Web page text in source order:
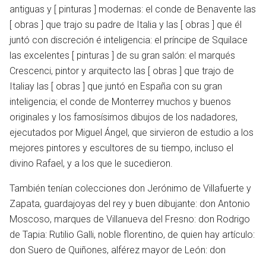
antiguas y [ pinturas ] modernas: el conde de Benavente las
[ obras ] que trajo su padre de Italia y las [ obras ] que él
juntó con discreción é inteligencia: el príncipe de Squilace
las excelentes [ pinturas ] de su gran salón: el marqués
Crescenci, pintor y arquitecto las [ obras ] que trajo de
Italiay las [ obras ] que juntó en España con su gran
inteligencia; el conde de Monterrey muchos y buenos
originales y los famosísimos dibujos de los nadadores,
ejecutados por Miguel Ángel, que sirvieron de estudio a los
mejores pintores y escultores de su tiempo, incluso el
divino Rafael, y a los que le sucedieron.
También tenían colecciones don Jerónimo de Villafuerte y
Zapata, guardajoyas del rey y buen dibujante: don Antonio
Moscoso, marques de Villanueva del Fresno: don Rodrigo
de Tapia: Rutilio Galli, noble florentino, de quien hay artículo:
don Suero de Quiñones, alférez mayor de León: don